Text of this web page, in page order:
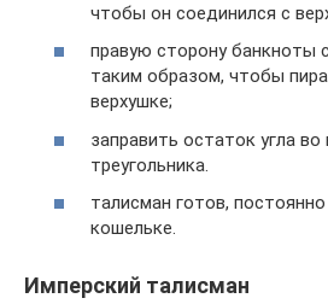
чтобы он соединился с
правую сторону банкноты
таким образом, чтобы
верхушке;
заправить остаток угла
треугольника.
талисман готов,
кошельке.
Имперский талисман